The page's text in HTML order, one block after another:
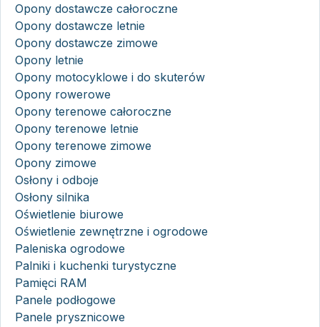
Opony dostawcze całoroczne
Opony dostawcze letnie
Opony dostawcze zimowe
Opony letnie
Opony motocyklowe i do skuterów
Opony rowerowe
Opony terenowe całoroczne
Opony terenowe letnie
Opony terenowe zimowe
Opony zimowe
Osłony i odboje
Osłony silnika
Oświetlenie biurowe
Oświetlenie zewnętrzne i ogrodowe
Paleniska ogrodowe
Palniki i kuchenki turystyczne
Pamięci RAM
Panele podłogowe
Panele prysznicowe